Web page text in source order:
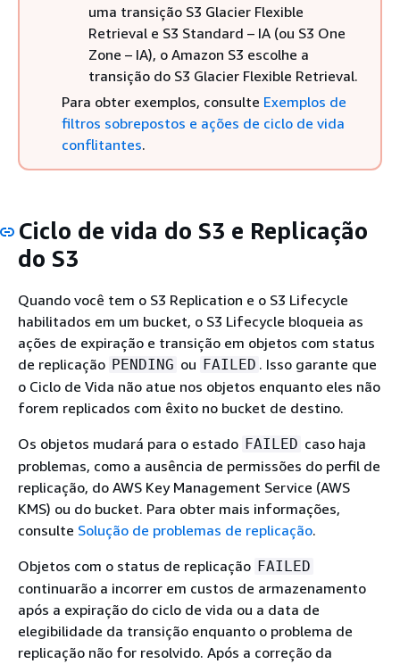
uma transição S3 Glacier Flexible
Retrieval e S3 Standard – IA (ou S3 One
Zone – IA), o Amazon S3 escolhe a
transição do S3 Glacier Flexible Retrieval.
Para obter exemplos, consulte Exemplos de
filtros sobrepostos e ações de ciclo de vida
conflitantes.
Ciclo de vida do S3 e Replicação
do S3
Quando você tem o S3 Replication e o S3 Lifecycle
habilitados em um bucket, o S3 Lifecycle bloqueia as
ações de expiração e transição em objetos com status
de replicação PENDING ou FAILED . Isso garante que
o Ciclo de Vida não atue nos objetos enquanto eles não
forem replicados com êxito no bucket de destino.
Os objetos mudará para o estado FAILED caso haja
problemas, como a ausência de permissões do perfil de
replicação, do AWS Key Management Service (AWS
KMS) ou do bucket. Para obter mais informações,
consulte Solução de problemas de replicação.
Objetos com o status de replicação FAILED
continuarão a incorrer em custos de armazenamento
após a expiração do ciclo de vida ou a data de
elegibilidade da transição enquanto o problema de
replicação não for resolvido. Após a correção da